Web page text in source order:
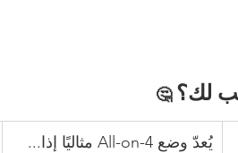
🤔
يُعدّ وضع All-on-4 مثاليًا إذا...